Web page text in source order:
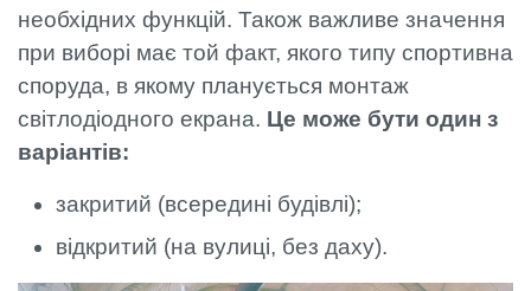
необхідних функцій. Також важливе значення
при виборі має той факт, якого типу спортивна
споруда, в якому планується монтаж
світлодіодного екрана. Це може бути один з
варіантів:
закритий (всередині будівлі);
відкритий (на вулиці, без даху).